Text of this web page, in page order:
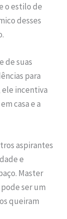
o estilo de
desses
de suas
para
ele incentiva
casa e a
aspirantes
e
Master
ser um
queiram